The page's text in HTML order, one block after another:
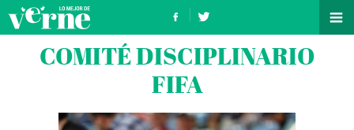
COMITÉ DISCIPLINARIO
FIFA